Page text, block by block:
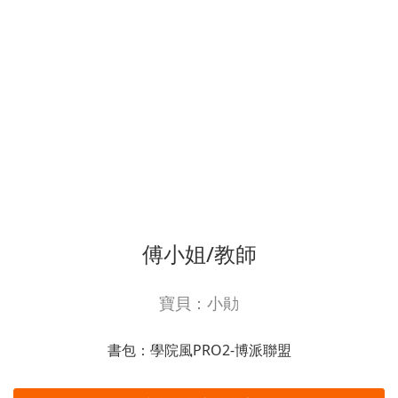
傅小姐/教師
寶貝：小勛
書包：學院風PRO2-博派聯盟